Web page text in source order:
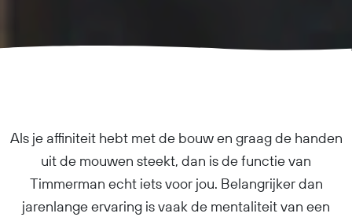
Als je affiniteit hebt met de bouw en graag de handen
uit de mouwen steekt, dan is de functie van
Timmerman echt iets voor jou. Belangrijker dan
jarenlange ervaring is vaak de mentaliteit van een